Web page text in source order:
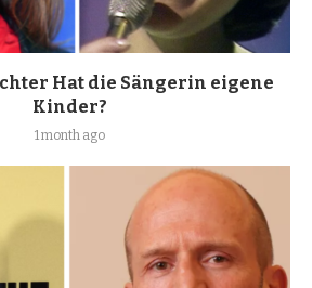
Hat die Sängerin eigene
Kinder?
1 month ago